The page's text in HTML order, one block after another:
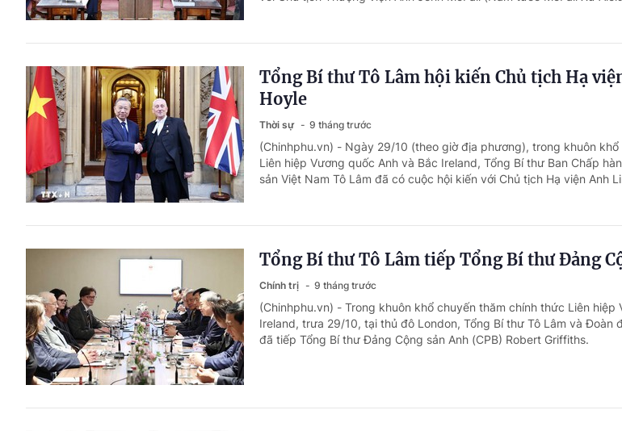
Tổng Bí thư Tô Lâm hội kiến Chủ tịch Hạ
Hoyle
Thời sự 9 tháng trước
(Chinhphu.vn) - Ngày 29/10 (theo giờ địa phương), trong khuôn
Liên hiệp Vương quốc Anh và Bắc Ireland, Tổng Bí thư Ban Chấp
sản Việt Nam Tô Lâm đã có cuộc hội kiến với Chủ tịch Hạ viện Anh
Tổng Bí thư Tô Lâm tiếp Tổng Bí thư Đảng
Chính trị 9 tháng trước
(Chinhphu.vn) - Trong khuôn khổ chuyến thăm chính thức Liên hiệp
Ireland, trưa 29/10, tại thủ đô London, Tổng Bí thư Tô Lâm và Đoàn
đã tiếp Tổng Bí thư Đảng Cộng sản Anh (CPB) Robert Griffiths.